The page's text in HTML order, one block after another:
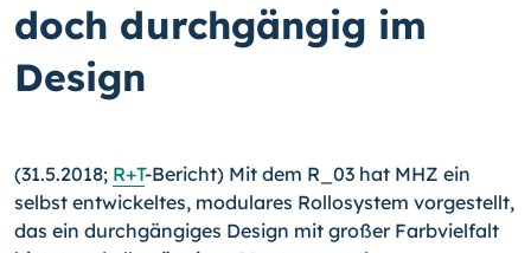
doch durchgängig im
Design
(31.5.2018; R+T-Bericht) Mit dem R_03 hat MHZ ein
selbst entwickeltes, modulares Rollosystem vorgestellt,
das ein durchgängiges Design mit großer Farbvielfalt